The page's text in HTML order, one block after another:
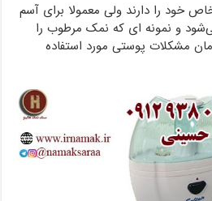
خود را دارند ولی معمولا برای آسم
و نمونه ای که نمک مرطوب را
مشکلات پوستی مورد استفاده